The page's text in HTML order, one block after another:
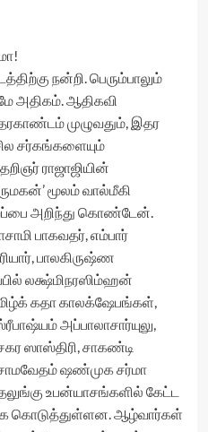
நன்றி. பெரும்பாலும்
அதிகம். ஆதிகவி
முழுவதும், இதர
சர்கங்களையும்
ராஜாஜியின்
மூலம் வால்மீகி
அறிந்து கொண்டேன்.
பாகவதர், எம்பார்
பாலகிருஷ்ண
லக்ஷ்மிநரஸிம்ஹன்
கதா காலக்ஷேபங்கள்,
அப்பாலாசார்யுலு,
ஸாஸ்திரி, சாகண்டி
ஷண்முக சர்மா
உபன்யாசங்களில் கேட்ட
கொடுத்துள்ளன. ஆழ்வார்கள்